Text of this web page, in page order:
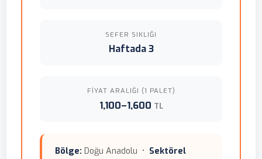
SEFER SIKLIĞI
Haftada 3
FIYAT ARALIĞI (1 PALET)
1,100–1,600 TL
Bölge: Doğu Anadolu • Sektörel